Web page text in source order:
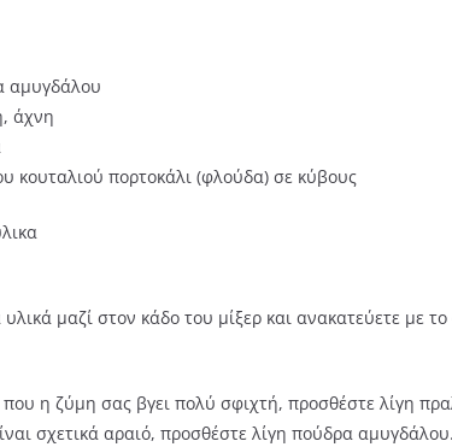
αμυγδάλου
άχνη
κουταλιού πορτοκάλι (φλούδα) σε κύβους
μαζί στον κάδο του μίξερ και ανακατεύετε με
η ζύμη σας βγει πολύ σφιχτή, προσθέστε λίγη
σχετικά αραιό, προσθέστε λίγη πούδρα αμυγδάλου.